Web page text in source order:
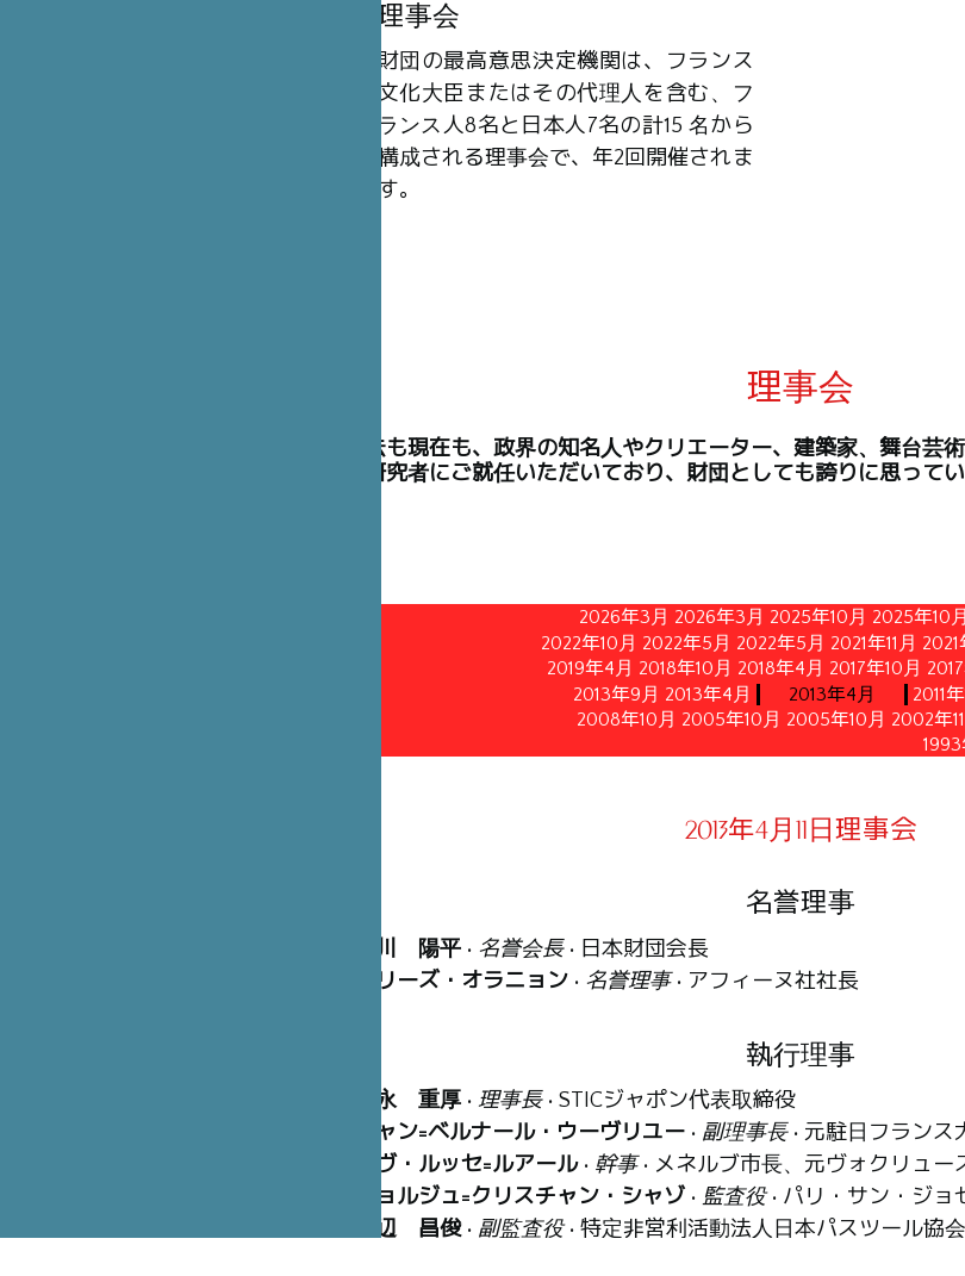
理事会
財団の最高意思決定機関は、フランス
文化大臣またはその代理人を含む、フ
ランス人8名と日本人7名の計15 名から
構成される理事会で、年2回開催されま
す。
理事会
理事には、過去も現在も、政界の知名人やクリエーター、建築家、舞台芸
た高官や学術研究者にご就任いただいており、財団としても誇りに思ってい
2026年3月 2026年3月 2025年10月 2025年10月
2022年10月 2022年5月 2022年5月 2021年11月 2021
2019年4月 2018年10月 2018年4月 2017年10月
2013年9月 2013年4月 2013年4月 2011
2008年10月 2005年10月 2005年10月 2002年
1993
2013年4月11日理事会
名誉理事
笹川 陽平 • 名誉会長 • 日本財団会長
マリーズ・オラニョン • 名誉理事• アフィーヌ社社長
執行理事
冨永 重厚 • 理事長• STICジャポン代表取締役
ジャン=ベルナール・ウーヴリユー • 副理事長 • 元駐日フランス
イヴ・ルッセ=ルアール • 幹事 • メネルブ市長、元ヴォクリュー
ジョルジュ=クリスチャン・シャゾ • 監査役 • パリ・サン・ジ
渡辺 昌俊 • 副監査役 • 特定非営利活動法人日本パスツール協